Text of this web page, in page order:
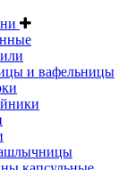
и вафельницы